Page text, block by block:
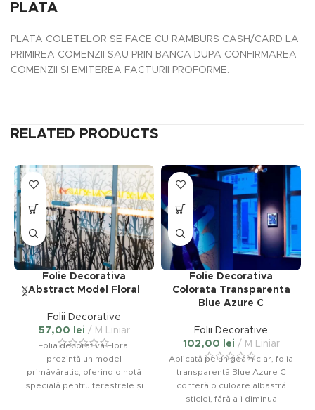
PLATA
PLATA COLETELOR SE FACE CU RAMBURS CASH/CARD LA
PRIMIREA COMENZII SAU PRIN BANCA DUPA CONFIRMAREA
COMENZII SI EMITEREA FACTURII PROFORME.
RELATED PRODUCTS
Folie Decorativa
Abstract Model Floral
Folii Decorative
57,00
lei M Liniar
Folia decorativă Floral
prezintă un model
primăvăratic, oferind o notă
specială pentru ferestrele și
Acest
produs
are
mai
multe
variații.
Opțiunile
pot
pagina
produsului.
Folie Decorativa
Colorata Transparenta
Blue Azure C
Folii Decorative
102,00
lei M Liniar
Aplicată pe un geam clar, folia
transparentă Blue Azure C
conferă o culoare albastră
sticlei, fără a-i diminua
Acest
produs
are
mai
multe
variații.
Opțiunile
pot
pagina
produsului.